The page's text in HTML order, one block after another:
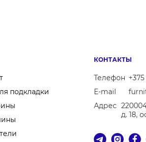
подкладки
КОНТАКТЫ
Телефон
E-mail
Адрес
д. 18,